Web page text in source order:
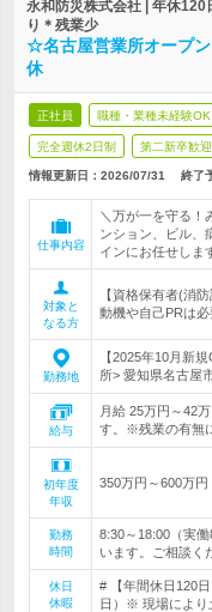
永和防災株式会社 | 年休
り＊残業少
☆名古屋営業所オープ
休
正社員 職種・業種未経験OK
完全週休2日制 第二新卒歓迎
情報更新日：2026/07/31 終了
仕事内容
＼万が一を守る！
ンション、ビル、
インにお任せしま
対象と
なる方
【資格保有者(消
動機や自己PRは
勤務地
【2025年10月新
所> 愛知県名古屋
給与
月給 25万円～42
す。※残業の有無
初年度
年収
350万円～600万円
勤務
時間
8:30～18:00（実
います。ご相談く
休日
休暇
# 【年間休日120
日）※ 現場により